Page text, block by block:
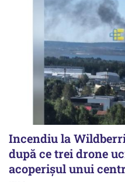
Incendiu la
după ce trei drone
acoperişul unui